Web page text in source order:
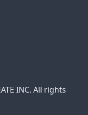
INC. All rights